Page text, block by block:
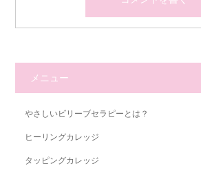
メニュー
やさしいビリーブセラピーとは？
ヒーリングカレッジ
タッピングカレッジ